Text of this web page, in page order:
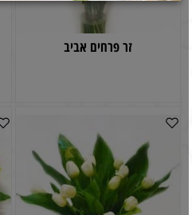
זר פרחים אביב